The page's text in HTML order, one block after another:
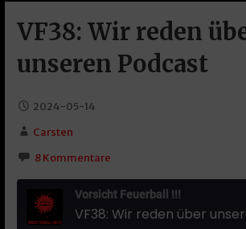
VF38: Wir reden
unseren Podcast
2024-05-14
Carsten
8 Kommentare
Vorsicht Feuerball !!!
VF38: Wir reden über